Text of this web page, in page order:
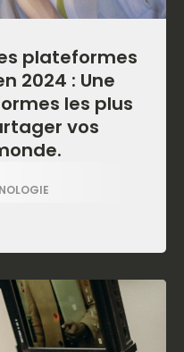
plateformes
2024 : Une
les plus
vos